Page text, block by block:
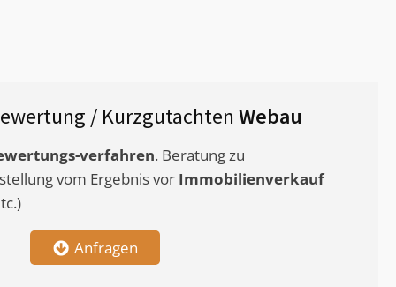
/ Kurzgutachten Webau
verfahren. Beratung zu
vom Ergebnis vor Immobilienverkauf
Anfragen